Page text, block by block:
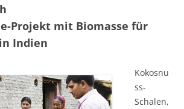
Projekt mit Biomasse für
Indien
Kokosnu
ss-
Schalen,